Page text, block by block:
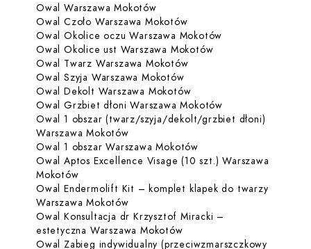
Zabiegi dla Owal Warszawa Mokotów
Owal Warszawa MokotówDowiedz się więcej o Owal
Owal Czoło Warszawa MokotówDowiedz się więcej o
Owal Okolice oczu Warszawa Mokotów
Owal Okolice ust Warszawa MokotówDowiedz się więcej
Owal Twarz Warszawa MokotówDowiedz się więcej o
Owal Szyja Warszawa MokotówDowiedz się więcej o
Owal Dekolt Warszawa MokotówDowiedz się więcej o
Owal Grzbiet dłoni Warszawa Mokotów
Owal 1 obszar (twarz/szyja/dekolt/grzbiet dłoni)
Warszawa MokotówDowiedz się więcej o Owal 1 obszar
Owal 1 obszar Warszawa Mokotów
Owal Aptos Excellence Visage (10 szt.) Warszawa
MokotówDowiedz się więcej o Owal Aptos Excellence
Owal Endermolift Kit – komplet klapek do twarzy
Warszawa MokotówDowiedz się więcej o Owal
Owal Konsultacja dr Krzysztof Miracki –
estetyczna Warszawa MokotówDowiedz się więcej o
Owal Zabieg indywidualny (przeciwzmarszczkowy